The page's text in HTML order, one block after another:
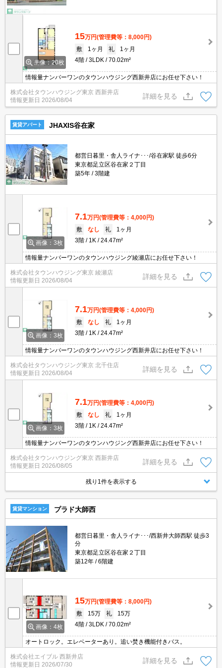
画像：20枚
15万円(管理費等：8,000円)
敷
1ヶ月 礼
1ヶ月
4階
3LDK 70.02m²
情報量ナンバーワンのタウンハウジング西新井店にお任せ下さい！
株式会社タウンハウジング東京 西新井店
情報更新日 2026/08/04
詳細を見る
賃貸アパート JHAXIS谷在家
都営日暮里・舎人ライナ･･･/谷在家駅 徒歩6分
東京都足立区谷在家２丁目
築5年
3階建
画像：3枚
7.1万円(管理費等：4,000円)
敷
なし 礼
1ヶ月
3階
1K 24.47m²
情報量ナンバーワンのタウンハウジング綾瀬店にお任せ下さい！
株式会社タウンハウジング東京 綾瀬店
情報更新日 2026/08/04
詳細を見る
画像：3枚
7.1万円(管理費等：4,000円)
敷
なし 礼
1ヶ月
3階
1K 24.47m²
情報量ナンバーワンのタウンハウジング西新井店にお任せ下さい！
株式会社タウンハウジング東京 北千住店
情報更新日 2026/08/04
詳細を見る
画像：3枚
7.1万円(管理費等：4,000円)
敷
なし 礼
1ヶ月
3階
1K 24.47m²
情報量ナンバーワンのタウンハウジング西新井店にお任せ下さい！
株式会社タウンハウジング東京 西新井店
情報更新日 2026/08/05
詳細を見る
残り1件を表示する
賃貸マンション プラド大師西
都営日暮里・舎人ライナ･･･/西新井大師西駅 徒歩3
分
東京都足立区谷在家２丁目
築12年
6階建
画像：4枚
15万円(管理費等：8,000円)
敷
15万 礼
15万
4階
3LDK 70.02m²
オートロック。エレベーターあり。追い焚き機能付きバス。
株式会社エイブル 西新井店
情報更新日 2026/07/30
詳細を見る